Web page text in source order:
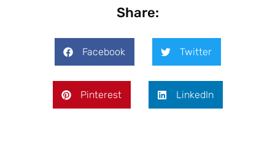
Share:
Facebook Twitter
Pinterest LinkedIn